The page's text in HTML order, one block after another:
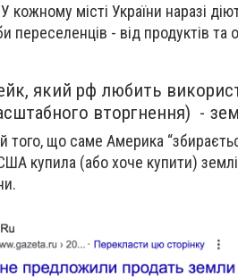
місті України наразі
переселенців - від продуктів
який рф любить
вторгнення) -
того, що саме Америка
купила (або хоче купити)